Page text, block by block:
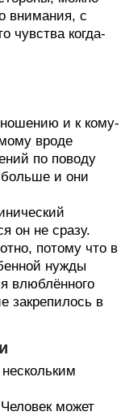
внимания, с
чувства когда-
и к кому-
вроде
по поводу
и они
он не сразу.
потому что в
нужды
влюблённого
закрепилось в
может